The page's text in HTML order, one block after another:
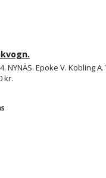
NYNÄS. Epoke V. Kobling
kr.